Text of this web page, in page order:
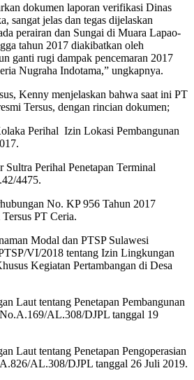
dokumen laporan verifikasi Dinas
sangat jelas dan tegas dijelaskan
perairan dan Sungai di Muara Lapao-
tahun 2017 diakibatkan oleh
ganti rugi dampak pencemaran 2017
Nugraha Indotama,” ungkapnya.
Kenny menjelaskan bahwa saat ini PT
Tersus, dengan rincian dokumen;
Perihal Izin Lokasi Pembangunan
Sultra Perihal Penetapan Terminal
4475.
No. KP 956 Tahun 2017
PT Ceria.
Modal dan PTSP Sulawesi
VI/2018 tentang Izin Lingkungan
Kegiatan Pertambangan di Desa
Laut tentang Penetapan Pembangunan
AL.308/DJPL tanggal 19
Laut tentang Penetapan Pengoperasian
AL.308/DJPL tanggal 26 Juli 2019.